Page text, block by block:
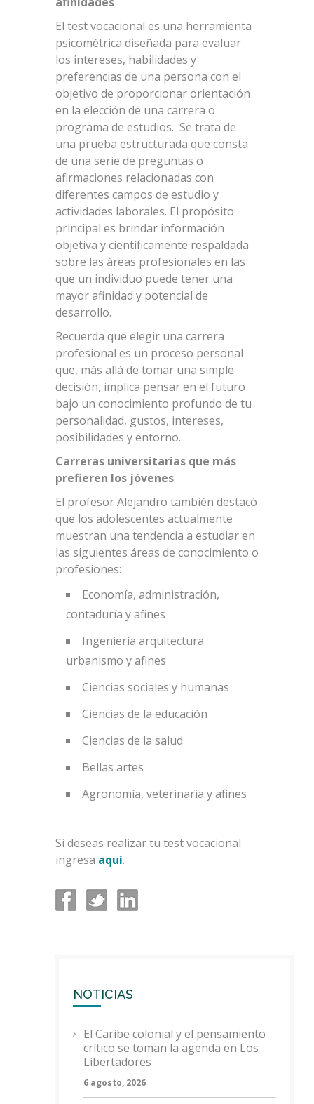
El test vocacional es una herramienta
psicométrica diseñada para evaluar
los intereses, habilidades y
preferencias de una persona con el
objetivo de proporcionar orientación
en la elección de una carrera o
programa de estudios. Se trata de
una prueba estructurada que consta
de una serie de preguntas o
afirmaciones relacionadas con
diferentes campos de estudio y
actividades laborales. El propósito
principal es brindar información
objetiva y científicamente respaldada
sobre las áreas profesionales en las
que un individuo puede tener una
mayor afinidad y potencial de
desarrollo.
Recuerda que elegir una carrera
profesional es un proceso personal
que, más allá de tomar una simple
decisión, implica pensar en el futuro
bajo un conocimiento profundo de tu
personalidad, gustos, intereses,
posibilidades y entorno.
Carreras universitarias que más
prefieren los jóvenes
El profesor Alejandro también destacó
que los adolescentes actualmente
muestran una tendencia a estudiar en
las siguientes áreas de conocimiento o
profesiones:
Economía, administración,
contaduría y afines
Ingeniería arquitectura
urbanismo y afines
Ciencias sociales y humanas
Ciencias de la educación
Ciencias de la salud
Bellas artes
Agronomía, veterinaria y afines
Si deseas realizar tu test vocacional
ingresa aquí.
NOTICIAS
El Caribe colonial y el pensamiento
crítico se toman la agenda en Los
Libertadores
6 agosto, 2026